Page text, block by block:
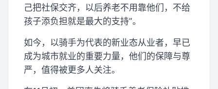
己把社保交齐，以后养老不用靠他们，不给
孩子添负担就是最大的支持”。
如今，以骑手为代表的新业态从业者，早已
成为城市就业的重要力量，他们的保障与尊
严，值得被更多人关注。